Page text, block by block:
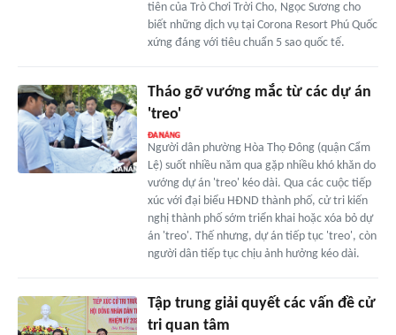
tiên của Trò Chơi Trời Cho, Ngọc Sương cho
biết những dịch vụ tại Corona Resort Phú Quốc
xứng đáng với tiêu chuẩn 5 sao quốc tế.
Tháo gỡ vướng mắc từ các dự án
'treo'
Người dân phường Hòa Thọ Đông (quận Cẩm
Lệ) suốt nhiều năm qua gặp nhiều khó khăn do
vướng dự án 'treo' kéo dài. Qua các cuộc tiếp
xúc với đại biểu HĐND thành phố, cử tri kiến
nghị thành phố sớm triển khai hoặc xóa bỏ dự
án 'treo'. Thế nhưng, dự án tiếp tục 'treo', còn
người dân tiếp tục chịu ảnh hưởng kéo dài.
Tập trung giải quyết các vấn đề cử
tri quan tâm